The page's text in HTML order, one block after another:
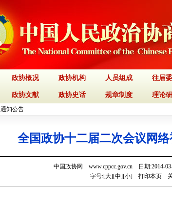
政协概况 政协机构 人员组成 往届
政协文献 政协史话 规章制度 理论
通知公告
全国政协十二届二次会议网
中国政协网 www.cppcc.gov.cn 日期:2014-
字号:[大][中][小] 打印本页